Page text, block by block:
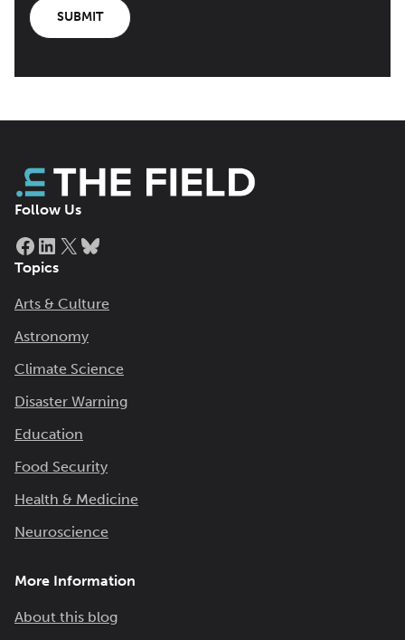
SUBMIT
Follow Us
Facebook
LinkedIn
X
Topics
Arts & Culture
Astronomy
Climate Science
Disaster Warning
Education
Food Security
Health & Medicine
Neuroscience
More Information
About this blog